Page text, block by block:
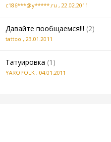
c186***@y*****.ru , 22.02.2011
Давайте пообщаемся!!! (2)
tattoo , 23.01.2011
Татуировка (1)
YAROPOLK , 04.01.2011